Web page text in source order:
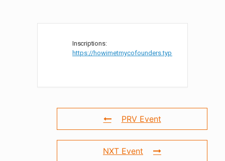
Inscriptions:
https://howimetmycofounders.typeform.com/to/
PRV Event
NXT Event